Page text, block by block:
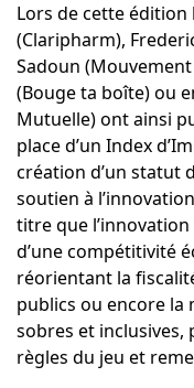
Lors de cette édition
(Claripharm),
Sadoun
(Bouge ta boîte) ou
Mutuelle) ont ainsi
place d’un Index
création d’un statut
soutien à
titre que
d’une compétitivité
réorientant la
publics ou encore la
sobres et
règles du jeu et